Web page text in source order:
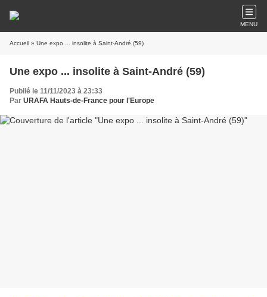
MENU
Accueil » Une expo ... insolite à Saint-André (59)
Une expo ... insolite à Saint-André (59)
Publié le 11/11/2023 à 23:33
Par URAFA Hauts-de-France pour l'Europe